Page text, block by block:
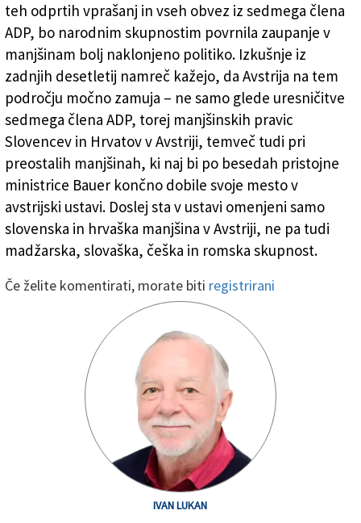
teh odprtih vprašanj in vseh obvez iz sedmega člena
ADP, bo narodnim skupnostim povrnila zaupanje v
manjšinam bolj naklonjeno politiko. Izkušnje iz
zadnjih desetletij namreč kažejo, da Avstrija na tem
področju močno zamuja – ne samo glede uresničitve
sedmega člena ADP, torej manjšinskih pravic
Slovencev in Hrvatov v Avstriji, temveč tudi pri
preostalih manjšinah, ki naj bi po besedah pristojne
ministrice Bauer končno dobile svoje mesto v
avstrijski ustavi. Doslej sta v ustavi omenjeni samo
slovenska in hrvaška manjšina v Avstriji, ne pa tudi
madžarska, slovaška, češka in romska skupnost.
Če želite komentirati, morate biti registrirani
IVAN LUKAN